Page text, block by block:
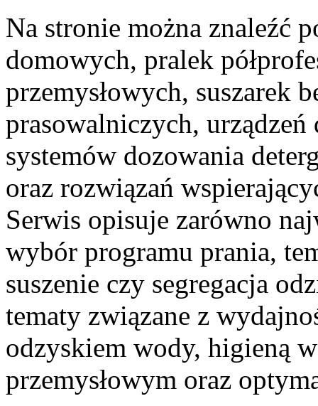
Na stronie można znaleźć
domowych, pralek
przemysłowych, suszarek
prasowalniczych, urządzeń
systemów dozowania
oraz rozwiązań
Serwis opisuje zarówno
wybór programu prania,
suszenie czy segregacja
tematy związane z
odzyskiem wody, higieną
przemysłowym oraz